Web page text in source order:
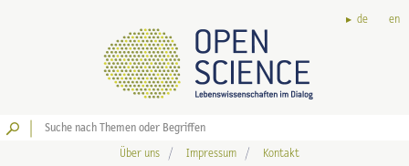
de en
Über uns Impressum Kontakt